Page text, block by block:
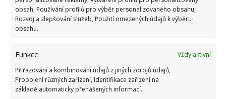
obsah, Používání profilů pro výběr personalizovaného obsahu,
Rozvoj a zlepšování služeb, Použití omezených údajů k výběru
obsahu.
Funkce
Vždy aktivní
Přiřazování a kombinování údajů z jiných zdrojů údajů,
Propojení různých zařízení, Identifikace zařízení na
základě automaticky přenášených informací.